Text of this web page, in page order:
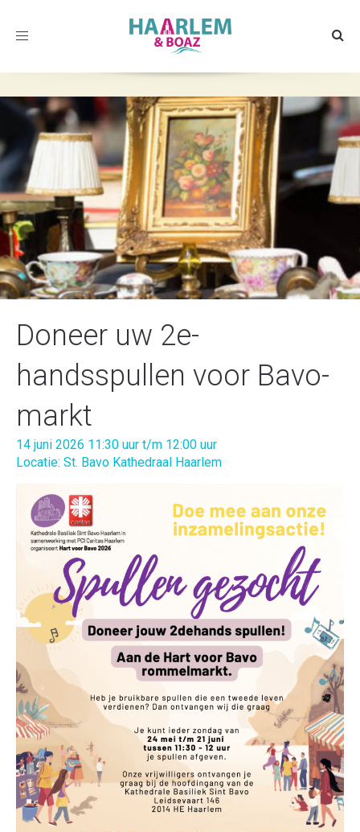
Toggle
Doneer uw 2e-
handsspullen voor Bavo-
markt
14 juni 2026 11:30 uur t/m 12:00 uur
Locatie: St. Bavo Kathedraal Haarlem